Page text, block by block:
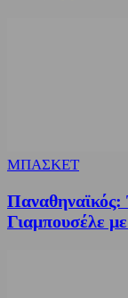
ΜΠΑΣΚΕΤ
Παναθηναϊκός:
Γιαμπουσέλε